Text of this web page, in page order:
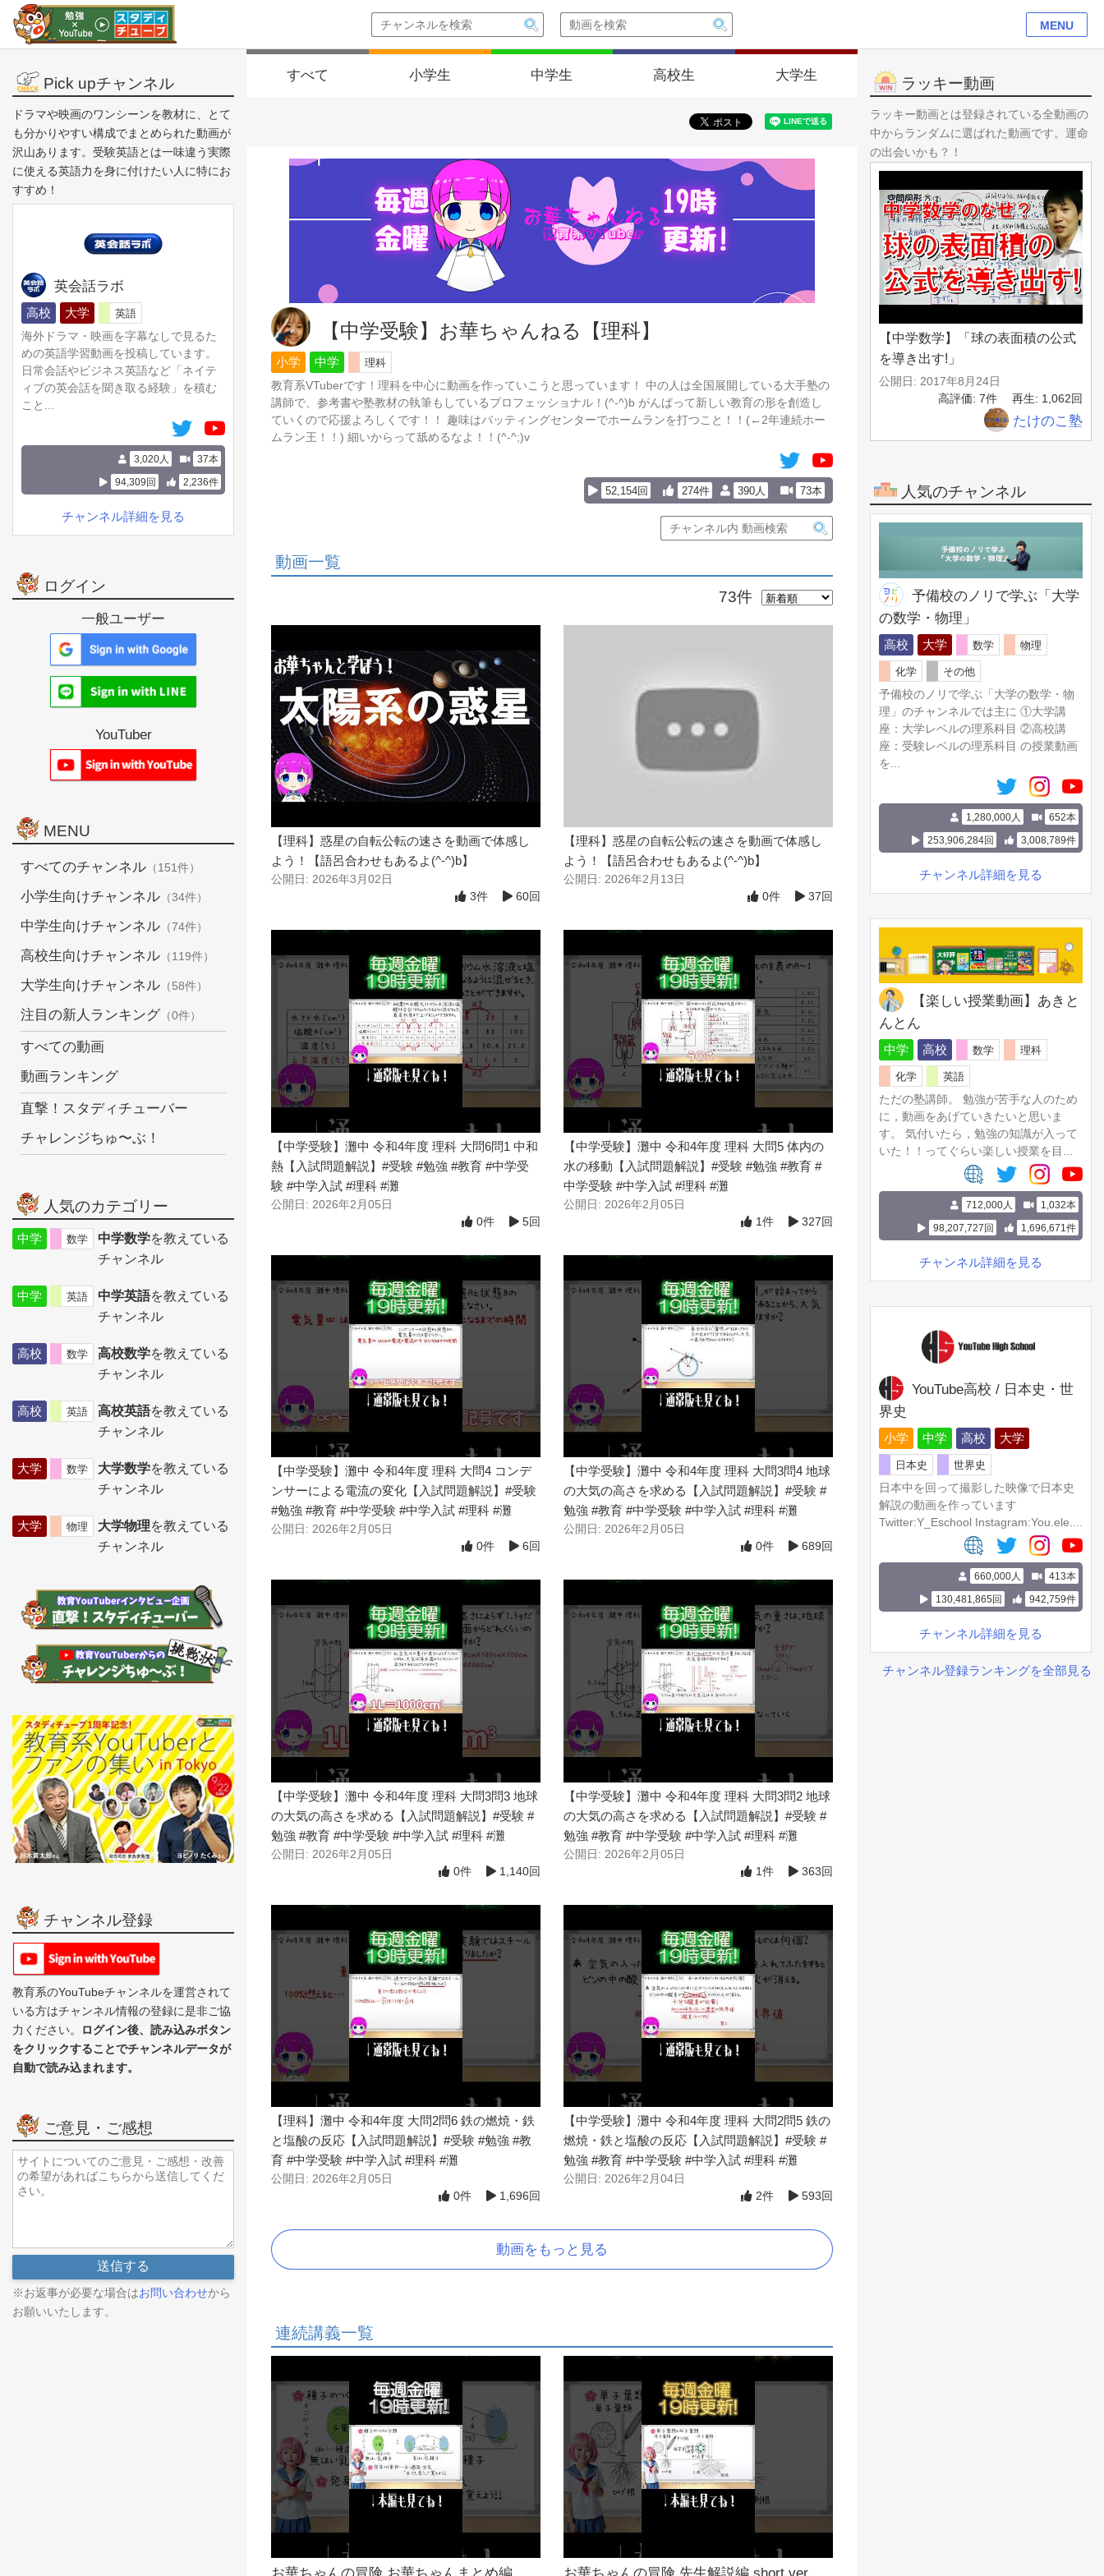
MENU
すべて 小学生 中学生 高校生 大学生
【中学受験】お華ちゃんねる【理科】
小学 中学
理科
教育系VTuberです！理科を中心に動画を作っていこうと思っています！ 中の人は全国展開している大手塾の
講師で、参考書や塾教材の執筆もしているプロフェッショナル！(^-^)b がんばって新しい教育の形を創造し
ていくので応援よろしくです！！ 趣味はバッティングセンターでホームランを打つこと！！(←2年連続ホー
ムラン王！！) 細いからって舐めるなよ！！(^-^;)v
390人 73本
52,154回 274件
動画一覧
73件
【理科】惑星の自転公転の速さを動画で体感し
よう！【語呂合わせもあるよ(^-^)b】
公開日: 2026年3月02日
60回
3件
【理科】惑星の自転公転の速さを動画で体感し
よう！【語呂合わせもあるよ(^-^)b】
公開日: 2026年2月13日
37回
0件
【中学受験】灘中 令和4年度 理科 大問6問1 中和
熱【入試問題解説】#受験 #勉強 #教育 #中学受
験 #中学入試 #理科 #灘
公開日: 2026年2月05日
5回
0件
【中学受験】灘中 令和4年度 理科 大問5 体内の
水の移動【入試問題解説】#受験 #勉強 #教育 #
中学受験 #中学入試 #理科 #灘
公開日: 2026年2月05日
327回
1件
【中学受験】灘中 令和4年度 理科 大問4 コンデ
ンサーによる電流の変化【入試問題解説】#受験
#勉強 #教育 #中学受験 #中学入試 #理科 #灘
公開日: 2026年2月05日
6回
0件
【中学受験】灘中 令和4年度 理科 大問3問4 地球
の大気の高さを求める【入試問題解説】#受験 #
勉強 #教育 #中学受験 #中学入試 #理科 #灘
公開日: 2026年2月05日
689回
0件
【中学受験】灘中 令和4年度 理科 大問3問3 地球
の大気の高さを求める【入試問題解説】#受験 #
勉強 #教育 #中学受験 #中学入試 #理科 #灘
公開日: 2026年2月05日
1,140回
0件
【中学受験】灘中 令和4年度 理科 大問3問2 地球
の大気の高さを求める【入試問題解説】#受験 #
勉強 #教育 #中学受験 #中学入試 #理科 #灘
公開日: 2026年2月05日
363回
1件
【理科】灘中 令和4年度 大問2問6 鉄の燃焼・鉄
と塩酸の反応【入試問題解説】#受験 #勉強 #教
育 #中学受験 #中学入試 #理科 #灘
公開日: 2026年2月05日
1,696回
0件
【中学受験】灘中 令和4年度 理科 大問2問5 鉄の
燃焼・鉄と塩酸の反応【入試問題解説】#受験 #
勉強 #教育 #中学受験 #中学入試 #理科 #灘
公開日: 2026年2月04日
593回
2件
動画をもっと見る
連続講義一覧
ラッキー動画
ラッキー動画とは登録されている全動画の
中からランダムに選ばれた動画です。運命
の出会いかも？！
【中学数学】「球の表面積の公式
を導き出す!」
公開日: 2017年8月24日
再生: 1,062回
高評価: 7件
たけのこ塾
人気のチャンネル
予備校のノリで学ぶ「大学
の数学・物理」
高校 大学 数学 物理
化学
その他
予備校のノリで学ぶ「大学の数学・物
理」のチャンネルでは主に ①大学講
座：大学レベルの理系科目 ②高校講
座：受験レベルの理系科目 の授業動画
を...
1,280,000人
652本
253,906,284回
3,008,789件
チャンネル詳細を見る
【楽しい授業動画】あきと
んとん
中学 高校 数学 理科
化学
英語
ただの塾講師。 勉強が苦手な人のため
に，動画をあげていきたいと思いま
す。 気付いたら，勉強の知識が入って
いた！！ってぐらい楽しい授業を目...
712,000人
1,032本
98,207,727回
1,696,671件
チャンネル詳細を見る
YouTube高校 / 日本史・世
界史
小学 中学 高校 大学
日本史
世界史
日本中を回って撮影した映像で日本史
解説の動画を作っています
Twitter:Y_Eschool Instagram:You.ele....
660,000人
413本
130,481,865回
942,759件
チャンネル詳細を見る
チャンネル登録ランキングを全部見る
Pick upチャンネル
ドラマや映画のワンシーンを教材に、とて
も分かりやすい構成でまとめられた動画が
沢山あります。受験英語とは一味違う実際
に使える英語力を身に付けたい人に特にお
すすめ！
英会話ラボ
高校 大学
英語
海外ドラマ・映画を字幕なしで見るた
めの英語学習動画を投稿しています。
日常会話やビジネス英語など「ネイテ
ィブの英会話を聞き取る経験」を積む
こと...
3,020人
37本
94,309回
2,236件
チャンネル詳細を見る
ログイン
一般ユーザー
YouTuber
MENU
すべてのチャンネル （151件）
小学生向けチャンネル （34件）
中学生向けチャンネル （74件）
高校生向けチャンネル （119件）
大学生向けチャンネル （58件）
注目の新人ランキング （0件）
すべての動画
動画ランキング
直撃！スタディチューバー
チャレンジちゅ〜ぶ！
人気のカテゴリー
中学 数学 中学数学を教えている
チャンネル
中学 英語 中学英語を教えている
チャンネル
高校 数学 高校数学を教えている
チャンネル
高校 英語 高校英語を教えている
チャンネル
大学 数学 大学数学を教えている
チャンネル
大学 物理 大学物理を教えている
チャンネル
チャンネル登録
教育系のYouTubeチャンネルを運営されて
いる方はチャンネル情報の登録に是非ご協
力ください。
ログイン後、読み込みボタン
をクリックすることでチャンネルデータが
自動で読み込まれます。
ご意見・ご感想
※お返事が必要な場合はお問い合わせから
お願いいたします。